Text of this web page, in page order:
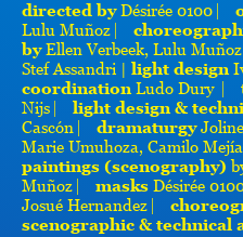
directed byDésirée 0100​ ⎸
Lulu Muñoz​ ⎸ ​
byEllen Verbeek, Lulu Muñoz
Stef Assandri​ | light design
coordination Ludo Dury​ ⎸
Nijs ⎸ ​ light design &
Cascón​ ⎸ ​ dramaturgyJoline
Marie Umuhoza, Camilo
paintings (scenography)
Muñoz​ ⎸ ​ masks Désirée
Josué Hernandez​ ⎸ ​
scenographic & technical